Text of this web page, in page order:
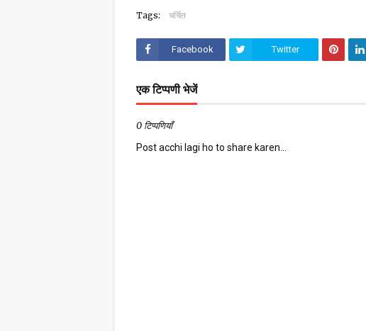
Tags: चर्चित
Facebook Twitter
एक टिप्पणी भेजें
0 टिप्पणियाँ
Post acchi lagi ho to share karen...